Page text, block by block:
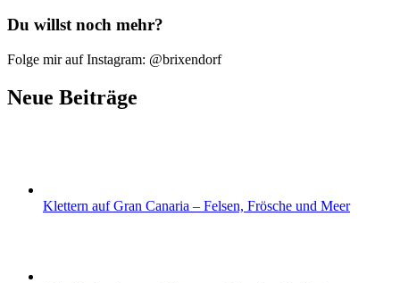
Du willst noch mehr?
Folge mir auf Instagram: @brixendorf
Neue Beiträge
Klettern auf Gran Canaria – Felsen, Frösche und Meer